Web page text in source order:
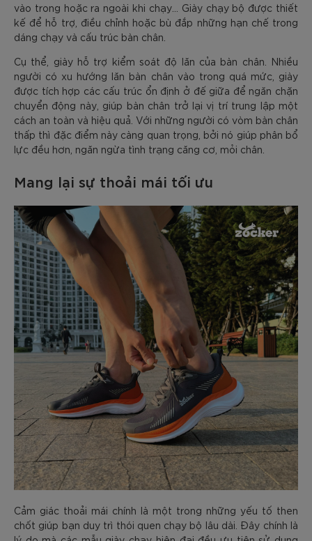
vào trong hoặc ra ngoài khi chạy… Giày chạy bộ được thiết
kế để hỗ trợ, điều chỉnh hoặc bù đắp những hạn chế trong
dáng chạy và cấu trúc bàn chân.
Cụ thể, giày hỗ trợ kiểm soát độ lăn của bàn chân. Nhiều
người có xu hướng lăn bàn chân vào trong quá mức, giày
được tích hợp các cấu trúc ổn định ở đế giữa để ngăn chặn
chuyển động này, giúp bàn chân trở lại vị trí trung lập một
cách an toàn và hiệu quả. Với những người có vòm bàn chân
thấp thì đặc điểm này càng quan trọng, bởi nó giúp phân bổ
lực đều hơn, ngăn ngừa tình trạng căng cơ, mỏi chân.
Mang lại sự thoải mái tối ưu
Cảm giác thoải mái chính là một trong những yếu tố then
chốt giúp bạn duy trì thói quen chạy bộ lâu dài. Đây chính là